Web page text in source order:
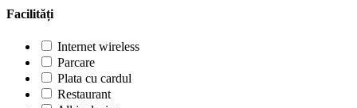
Facilități
Internet wireless
Parcare
Plata cu cardul
Restaurant